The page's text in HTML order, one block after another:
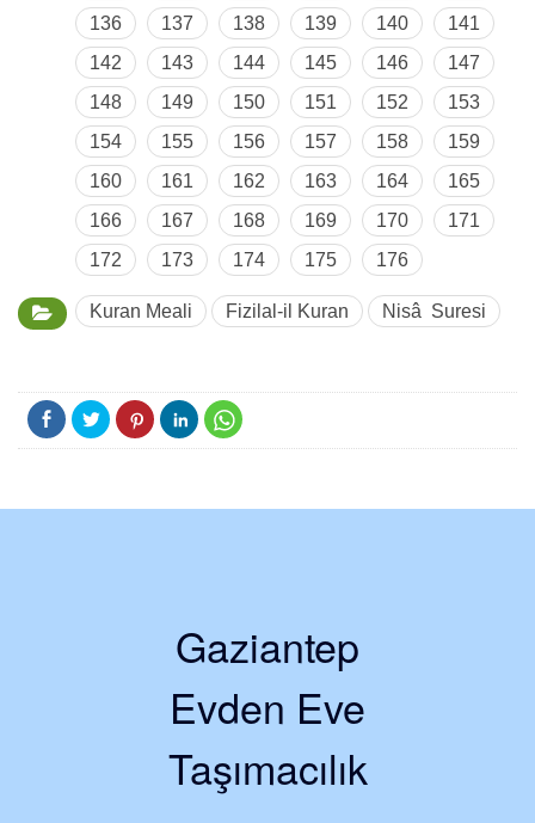
136
137 138 139 140
141
142
143 144 145 146
147
148
149 150 151 152
153
154
155 156 157 158
159
160
161 162 163 164
165
166
167 168 169 170
171
172
173 174 175 176
Kuran Meali Fizilal-il Kuran Nisâ Suresi
Gaziantep
Evden Eve
Taşımacılık